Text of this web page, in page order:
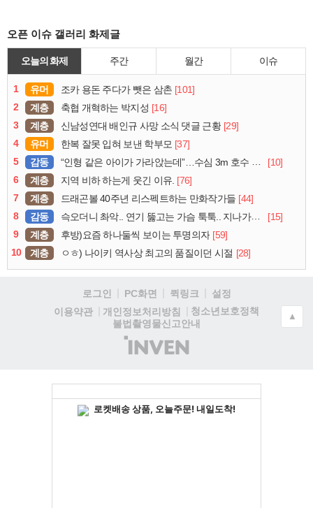
오픈 이슈 갤러리 화제글
오늘의 화제 주간 월간 이슈
1 유머 조카 용돈 주다가 뺏은 삼촌 [101]
2
계층 축협 개혁하는 박지성 [16]
3
계층 신남성연대 배인규 사망 소식 댓글 근황 [29]
4
유머 한복 잘못 입혀 보낸 학부모 [37]
5
감동 “인형 같은 아이가 가라앉는데”…수심 3m 호수 뛰어든 60대 의인
[10]
6
계층 지역 비하 하는게 웃긴 이유. [76]
7
계층 드래곤볼 40주년 리스펙트하는 만화작가들 [44]
8
감동 슥오더니 촤악.. 연기 뚫고는 가슴 툭툭.. 지나가던 아재의 정체
[15]
9
계층 후방)요즘 하나둘씩 보이는 투명의자 [59]
10
계층 ㅇㅎ) 나이키 역사상 최고의 품질이던 시절 [28]
로그인 PC화면 퀵링크
설정
이용약관
개인정보처리방침
청소년보호정책
불법촬영물신고안내
(주)
인
▲